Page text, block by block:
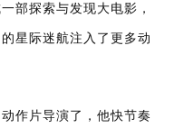
部探索与发现大电影，
星际迷航注入了更多动
作片导演了，他快节奏